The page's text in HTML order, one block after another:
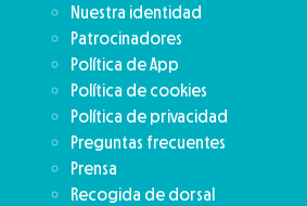
Nuestra identidad
Patrocinadores
Política de App
Política de cookies
Política de privacidad
Preguntas frecuentes
Prensa
Recogida de dorsal